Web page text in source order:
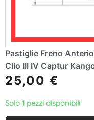
Pastiglie Freno
Clio III IV Captur
25,00 €
Solo 1 pezzi disponibili